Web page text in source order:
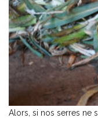
Alors, si nos serres ne